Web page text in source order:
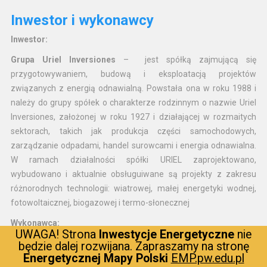
Inwestor i wykonawcy
Inwestor:
Grupa Uriel Inversiones – jest spółką zajmującą się
przygotowywaniem, budową i eksploatacją projektów
związanych z energią odnawialną. Powstała ona w roku 1988 i
należy do grupy spółek o charakterze rodzinnym o nazwie Uriel
Inversiones, założonej w roku 1927 i działającej w rozmaitych
sektorach, takich jak produkcja części samochodowych,
zarządzanie odpadami, handel surowcami i energia odnawialna.
W ramach działalności spółki URIEL zaprojektowano,
wybudowano i aktualnie obsługuiwane są projekty z zakresu
różnorodnych technologii: wiatrowej, małej energetyki wodnej,
fotowoltaicznej, biogazowej i termo-słonecznej
Wykonawca:
Przedsiębiorstwo Budownictwa Drogowo-Inżynieryjnego
Spółka Akcyjna (PBDI S.A.)– jest częścią powstałej w 1990 roku
UWAGA! Strona Inwestycje Energetyczne nie
będzie dalej rozwijana. Zapraszamy na stronę
Energetycznej Mapy Polski EMP.pw.edu.pl